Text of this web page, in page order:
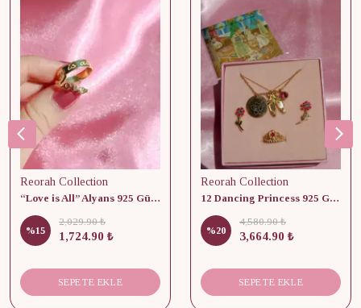
Reorah Collection
“Love is All” Alyans 925 Gümüş - Medium Beden
%15
2,029.90 ₺
1,724.90 ₺
SEPETE EKLE
Reorah Collection
12 Dancing Princess 925 Gümüş/ Kolye, Küpe ve Yüzük Set
%20
4,580.90 ₺
3,664.90 ₺
SEPETE EKLE